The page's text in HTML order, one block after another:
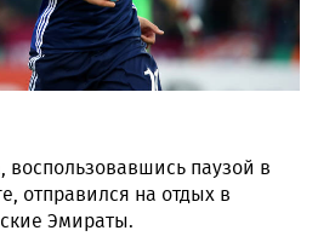
воспользовавшись паузой в
отправился на отдых в
Эмираты.